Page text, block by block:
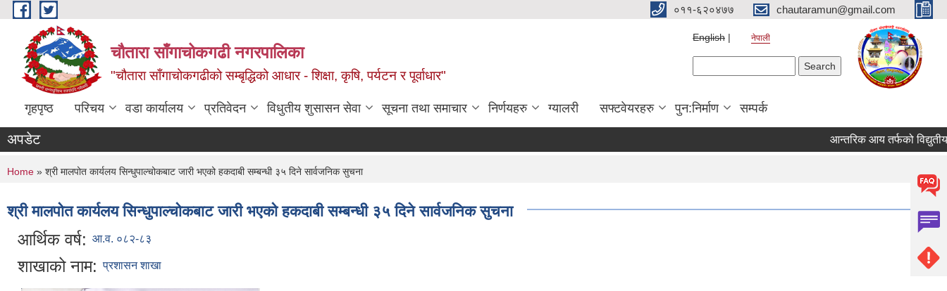
Skip to main content ०११-६२०४७७ chautaramun@gmail.com
चौतारा साँगाचोकगढी नगरपालिका
"चौतारा साँगाचोकगढीको सम्बृद्धिको आधार - शिक्षा, कृषि, पर्यटन र पूर्वाधार"
English नेपाली
गृहपृष्ठ परिचय वडा कार्यालय प्रतिवेदन विधुतीय शुसासन सेवा सूचना तथा समाचार निर्णयहरु ग्यालरी सफ्टवेयरहरु पुन:निर्माण सम्पर्क
अपडेट आन्तरिक आय तर्फको विद्युतीय
You are here
Home » श्री मालपोत कार्यलय सिन्धुपाल्चोकबाट जारी भएको हकदाबी सम्बन्धी ३५ दिने सार्वजनिक सुचना
श्री मालपोत कार्यलय सिन्धुपाल्चोकबाट जारी भएको हकदाबी सम्बन्धी ३५ दिने सार्वजनिक सुचना
आर्थिक वर्ष: आ.व. ०८२-८३
शाखाको नाम: प्रशासन शाखा